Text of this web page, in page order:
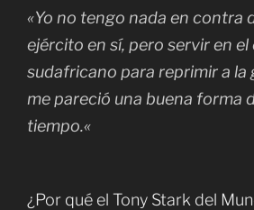
«Yo no tengo nada en contra
ejército en sí, pero servir en el
sudafricano para reprimir a la
me pareció una buena forma
tiempo.«
¿Por qué el Tony Stark del